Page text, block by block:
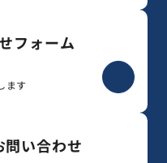
フォーム
ます
問い合わせ